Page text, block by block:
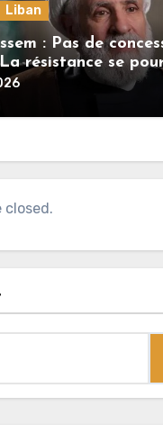
Liban
: Pas de
résistance se
souffle
closed.